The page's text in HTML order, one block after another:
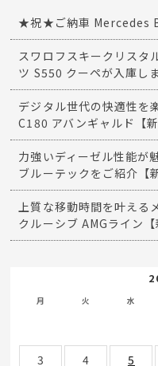
★祝★ご納車 Mercedes
スワロフスキークリスタ
ツ S550 クーペが入庫し
デジタル世代の快適性を
C180 アバンギャルド【新
力強いディーゼル性能が
ブルーテックをご紹介【
上質な移動時間を叶える
クルーシブ AMGライン【
月 火 水
3
4 5